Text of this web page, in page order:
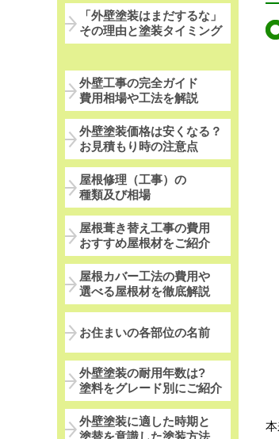
「外壁塗装はまだするな」
その理由と塗装タイミング
外壁工事の完全ガイド
費用相場や工法を解説
外壁塗装価格は安くなる？
お見積もり時の注意点
屋根修理（工事）の
種類及び相場
屋根葺き替え工事の費用
おすすめ屋根材をご紹介
屋根カバー工法の費用や
選べる屋根材を徹底解説
お住まいの各部位の名前
外壁塗装の耐用年数は?
塗料をグレード別にご紹介
外壁塗装に適した時期と